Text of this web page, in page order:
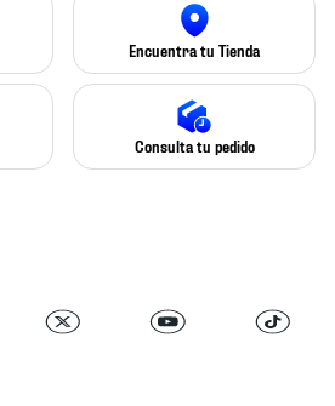
Encuentra tu Tienda
Consulta tu pedido